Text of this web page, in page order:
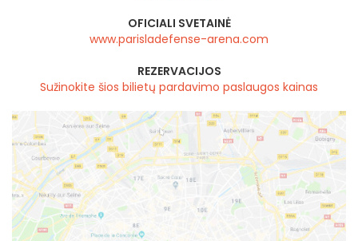
OFICIALI SVETAINĖ
www.parisladefense-arena.com
REZERVACIJOS
Sužinokite šios bilietų pardavimo paslaugos kainas